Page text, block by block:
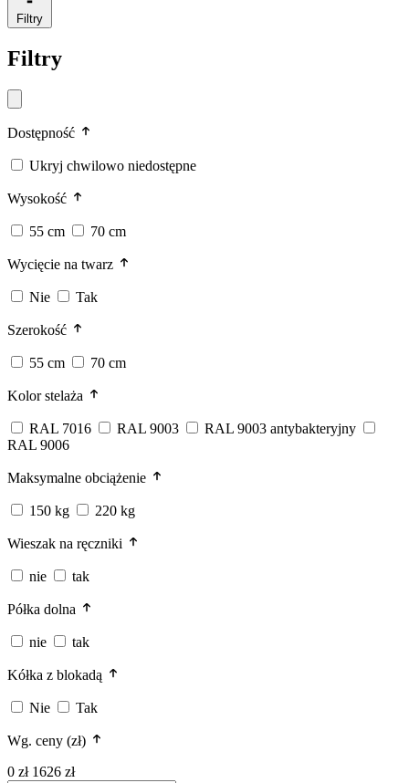
Filtry
Filtry
Dostępność
Ukryj chwilowo niedostępne
Wysokość
55 cm 70 cm
Wycięcie na twarz
Nie Tak
Szerokość
55 cm 70 cm
Kolor stelaża
RAL 7016 RAL 9003
RAL 9003 antybakteryjny
RAL 9006
Maksymalne obciążenie
150 kg 220 kg
Wieszak na ręczniki
nie tak
Półka dolna
nie tak
Kółka z blokadą
Nie Tak
Wg. ceny (zł)
0 zł 1626 zł